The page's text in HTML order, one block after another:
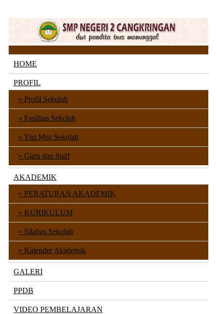
HOME
PROFIL
Profil Sekolah
Fasilitas Sekolah
Visi Misi Sekolah
Guru dan Staff
AKADEMIK
PERATURAN AKADEMIK
KURIKULUM
Silabus Sekolah
Kalender Akademik
GALERI
PPDB
VIDEO PEMBELAJARAN